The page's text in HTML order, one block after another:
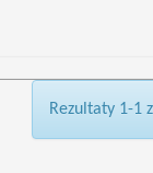
Rezultaty 1-1